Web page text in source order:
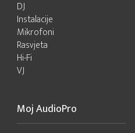
DJ
Instalacije
Mikrofoni
Rasvjeta
Hi-Fi
VJ
Moj AudioPro